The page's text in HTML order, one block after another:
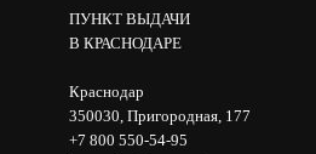
ПУНКТ ВЫДАЧИ
В КРАСНОДАРЕ
Краснодар
350030, Пригородная, 177
+7 800 550-54-95